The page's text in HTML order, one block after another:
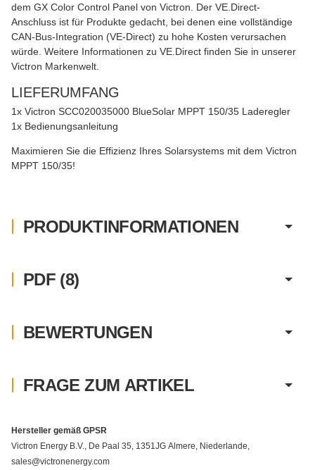
PRODUKTINFORMATIONEN
dem GX Color Control Panel von Victron. Der VE.Direct-
Anschluss ist für Produkte gedacht, bei denen eine vollständige
CAN-Bus-Integration (VE-Direct) zu hohe Kosten verursachen
würde. Weitere Informationen zu VE.Direct finden Sie in unserer
Victron Markenwelt.
LIEFERUMFANG
1x Victron SCC020035000 BlueSolar MPPT 150/35 Laderegler
1x Bedienungsanleitung
Maximieren Sie die Effizienz Ihres Solarsystems mit dem Victron
MPPT 150/35!
PDF (8)
BEWERTUNGEN
FRAGE ZUM ARTIKEL
Hersteller gemäß GPSR
Victron Energy B.V., De Paal 35, 1351JG Almere, Niederlande,
sales@victronenergy.com